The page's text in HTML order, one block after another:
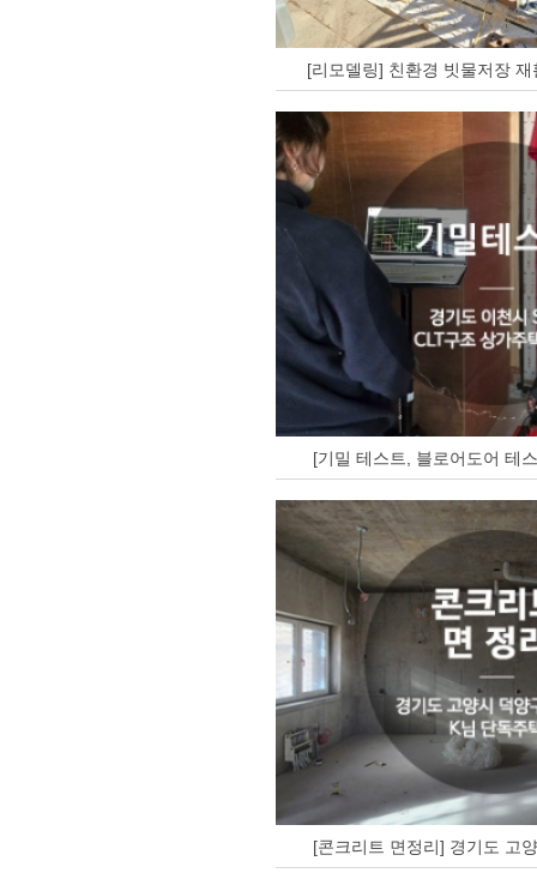
[리모델링] 친환경 빗물저장
[기밀 테스트, 블로어도어 테
[콘크리트 면정리] 경기도 고